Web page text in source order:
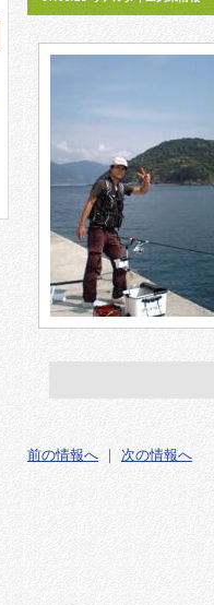
前の情報へ ｜ 次の情報へ